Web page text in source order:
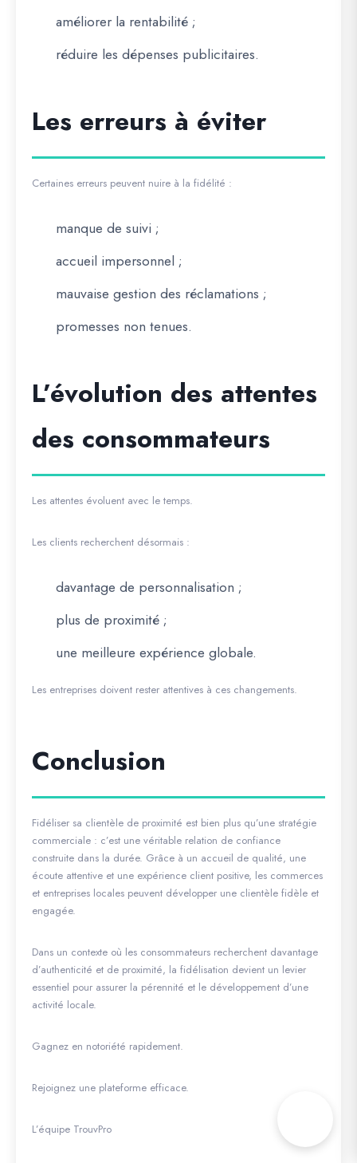
améliorer la rentabilité ;
réduire les dépenses publicitaires.
Les erreurs à éviter
Certaines erreurs peuvent nuire à la fidélité :
manque de suivi ;
accueil impersonnel ;
mauvaise gestion des réclamations ;
promesses non tenues.
L’évolution des attentes
des consommateurs
Les attentes évoluent avec le temps.
Les clients recherchent désormais :
davantage de personnalisation ;
plus de proximité ;
une meilleure expérience globale.
Les entreprises doivent rester attentives à ces changements.
Conclusion
Fidéliser sa clientèle de proximité est bien plus qu’une stratégie
commerciale : c’est une véritable relation de confiance
construite dans la durée. Grâce à un accueil de qualité, une
écoute attentive et une expérience client positive, les commerces
et entreprises locales peuvent développer une clientèle fidèle et
engagée.
Dans un contexte où les consommateurs recherchent davantage
d’authenticité et de proximité, la fidélisation devient un levier
essentiel pour assurer la pérennité et le développement d’une
activité locale.
Gagnez en notoriété rapidement.
Rejoignez une plateforme efficace.
L’équipe TrouvPro